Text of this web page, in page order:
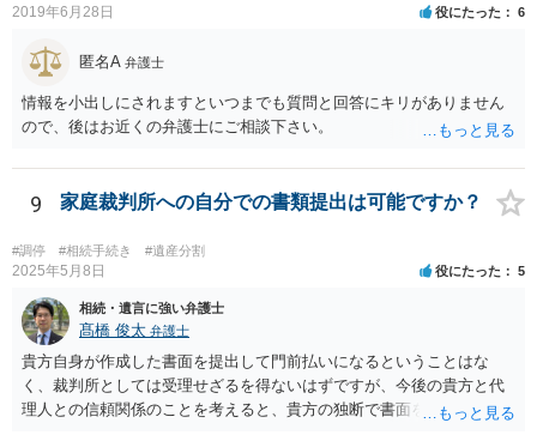
2019年6月28日 役にたった 6
匿名A 弁護士
情報を小出しにされますといつまでも質問と回答にキリがありません
ので、後はお近くの弁護士にご相談下さい。
9 家庭裁判所への自分での書類提出は可能ですか？
#調停 #相続手続き #遺産分割
2025年5月8日 役にたった 5
相続・遺言に強い弁護士
髙橋 俊太 弁護士
貴方自身が作成した書面を提出して門前払いになるということはな
く、裁判所としては受理せざるを得ないはずですが、今後の貴方と代
理人との信頼関係のことを考えると、貴方の独断で書面を提出したり